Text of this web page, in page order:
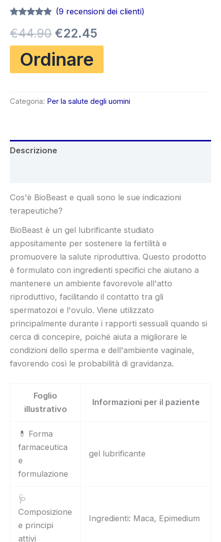
su 5 su
base di
recensioni
(9recensioni dei clienti)
€44.90 Il
prezzo
originale
€22.45
attuale
Ordinare
Categoria: Per la salute degli uomini
Descrizione
Cos'è BioBeast e quali sono le sue indicazioni
terapeutiche?
BioBeast è un gel lubrificante studiato
appositamente per sostenere la fertilità e
promuovere la salute riproduttiva. Questo prodotto
è formulato con ingredienti specifici che aiutano a
mantenere un ambiente favorevole all'atto
riproduttivo, facilitando il contatto tra gli
spermatozoi e l'ovulo. Viene utilizzato
principalmente durante i rapporti sessuali quando si
cerca di concepire, poiché aiuta a migliorare le
condizioni dello sperma e dell'ambiente vaginale,
favorendo così le probabilità di gravidanza.
Foglio
illustrativo
Informazioni per il paziente
💊 Forma
farmaceutica
e
formulazione
gel lubrificante
🩺
Composizione
e principi
attivi
Ingredienti: Maca, Epimedium